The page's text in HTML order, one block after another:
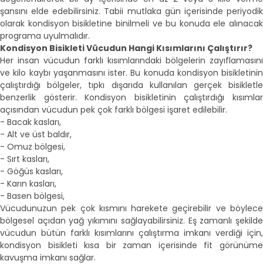
şansını elde edebilirsiniz. Tabii mutlaka gün içerisinde periyodik
olarak kondisyon bisikletine binilmeli ve bu konuda ele alınacak
programa uyulmalıdır.
Kondisyon Bisikleti Vücudun Hangi Kısımlarını Çalıştırır?
Her insan vücudun farklı kısımlarındaki bölgelerin zayıflamasını
ve kilo kaybı yaşanmasını ister. Bu konuda kondisyon bisikletinin
çalıştırdığı bölgeler, tıpkı dışarıda kullanılan gerçek bisikletle
benzerlik gösterir. Kondisyon bisikletinin çalıştırdığı kısımlar
açısından vücudun pek çok farklı bölgesi işaret edilebilir.
- Bacak kasları,
- Alt ve üst baldır,
- Omuz bölgesi,
- Sırt kasları,
- Göğüs kasları,
- Karın kasları,
- Basen bölgesi,
Vücudunuzun pek çok kısmını harekete geçirebilir ve böylece
bölgesel açıdan yağ yıkımını sağlayabilirsiniz. Eş zamanlı şekilde
vücudun bütün farklı kısımlarını çalıştırma imkanı verdiği için,
kondisyon bisikleti kısa bir zaman içerisinde fit görünüme
kavuşma imkanı sağlar.